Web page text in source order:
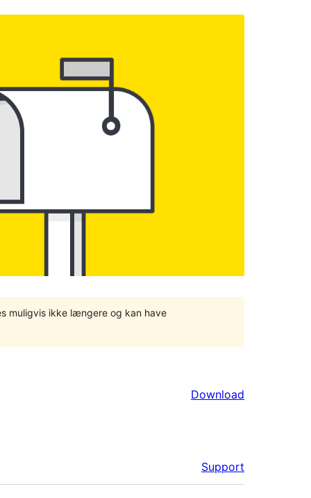
muligvis ikke længere og kan have
Download
Support